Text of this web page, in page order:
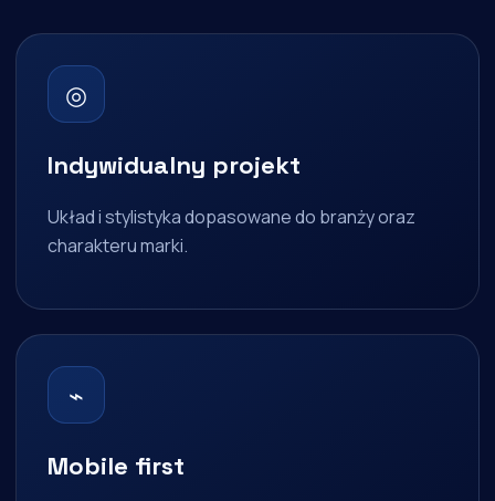
◎
Indywidualny projekt
Układ i stylistyka dopasowane do branży oraz
charakteru marki.
⌁
Mobile first